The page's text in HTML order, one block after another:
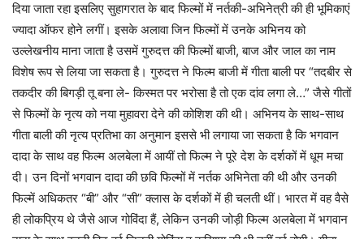
दिया जाता रहा इसलिए सुहागरात के बाद फिल्मों में नर्तकी-अभिनेत्री की ही भूमिकाएं
ज्यादा ऑफर होने लगीं। इसके अलावा जिन फिल्मों में उनके अभिनय को
उल्लेखनीय माना जाता है उसमें गुरुदत्त की फिल्मों बाजी, बाज और जाल का नाम
विशेष रूप से लिया जा सकता है। गुरुदत्त ने फिल्म बाजी में गीता बाली पर “तदबीर से
तकदीर की बिगड़ी तू बना ले- किस्मत पर भरोसा है तो एक दांव लगा ले…” जैसे गीतों
से फिल्मों के नृत्य को नया मुहावरा देने की कोशिश की थी। अभिनय के साथ-साथ
गीता बाली की नृत्य प्रतिभा का अनुमान इससे भी लगाया जा सकता है कि भगवान
दादा के साथ वह फिल्म अलबेला में आयीं तो फिल्म ने पूरे देश के दर्शकों में धूम मचा
दी। उन दिनों भगवान दादा की छवि फिल्मों में नर्तक अभिनेता की थी और उनकी
फिल्में अधिकतर “बी” और “सी” क्लास के दर्शकों में ही चलती थीं। भारत में वह वैसे
ही लोकप्रिय थे जैसे आज गोविंदा हैं, लेकिन उनकी जोड़ी फिल्म अलबेला में भगवान